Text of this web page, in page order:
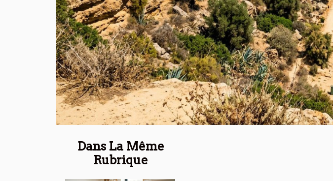
Dans La Même
Rubrique